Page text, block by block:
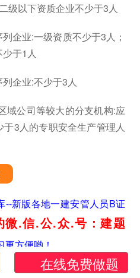
级以下资质企业不少于3人
企业:一级资质不少于3人；
于1人
企业:不少于3人
域公司等较大的分支机构:应
3人的专职安全生产管理人
--新版各地一建安管人员B证
微.信.公.众.号：建题
更方便哟！
在线免费做题